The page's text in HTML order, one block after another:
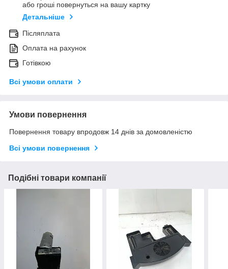
або гроші повернуться на вашу картку
Детальніше
Післяплата
Оплата на рахунок
Готівкою
Всі умови оплати
Умови повернення
Повернення товару впродовж 14 днів за домовленістю
Всі умови повернення
Подібні товари компанії